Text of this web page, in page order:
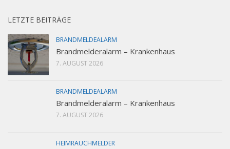
LETZTE BEITRÄGE
BRANDMELDEALARM
Brandmelderalarm – Krankenhaus
7. AUGUST 2026
BRANDMELDEALARM
Brandmelderalarm – Krankenhaus
7. AUGUST 2026
HEIMRAUCHMELDER